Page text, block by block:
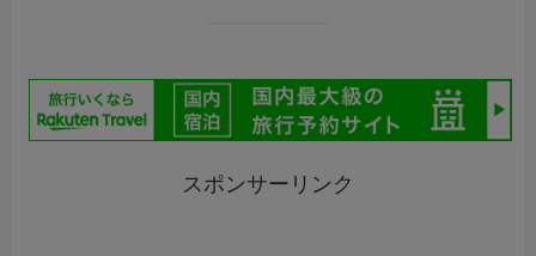
スポンサーリンク